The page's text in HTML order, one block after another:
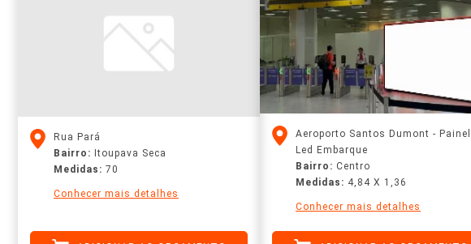
Rua Pará
Bairro: Itoupava Seca
Medidas: 70
Conhecer mais detalhes
Aeroporto Santos Dumont - Painel
Led Embarque
Bairro: Centro
Medidas: 4,84 X 1,36
Conhecer mais detalhes